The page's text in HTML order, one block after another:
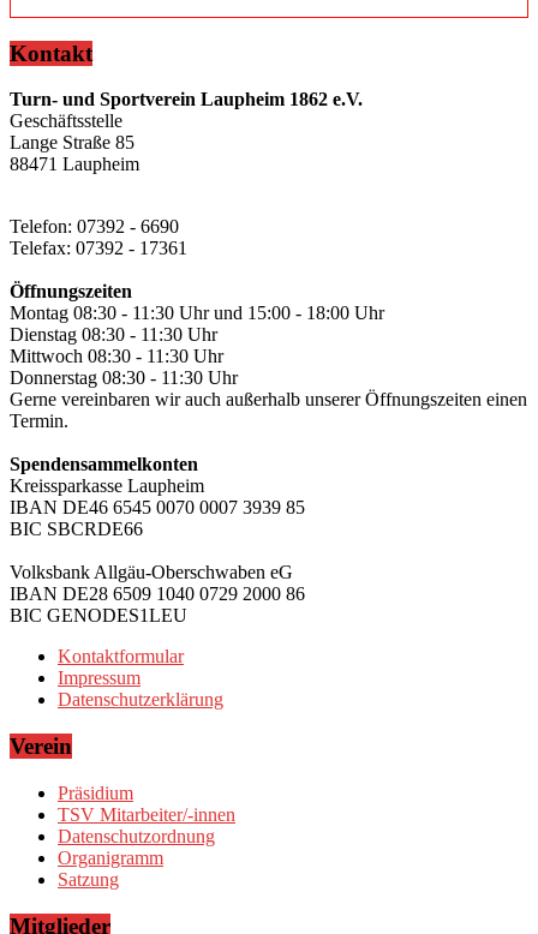
Kontakt
Turn- und Sportverein Laupheim 1862 e.V.
Geschäftsstelle
Lange Straße 85
88471 Laupheim
Telefon: 07392 - 6690
Telefax: 07392 - 17361
Öffnungszeiten
Montag 08:30 - 11:30 Uhr und 15:00 - 18:00 Uhr
Dienstag 08:30 - 11:30 Uhr
Mittwoch 08:30 - 11:30 Uhr
Donnerstag 08:30 - 11:30 Uhr
Gerne vereinbaren wir auch außerhalb unserer Öffnungszeiten einen
Termin.
Spendensammelkonten
Kreissparkasse Laupheim
IBAN DE46 6545 0070 0007 3939 85
BIC SBCRDE66
Volksbank Allgäu-Oberschwaben eG
IBAN DE28 6509 1040 0729 2000 86
BIC GENODES1LEU
Kontaktformular
Impressum
Datenschutzerklärung
Verein
Präsidium
TSV Mitarbeiter/-innen
Datenschutzordnung
Organigramm
Satzung
Mitglieder